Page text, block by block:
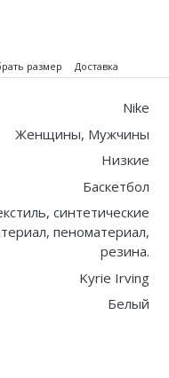
размер Доставка
Nike
Женщины, Мужчины
Низкие
Баскетбол
синтетические
пеноматериал,
резина.
Kyrie Irving
Белый